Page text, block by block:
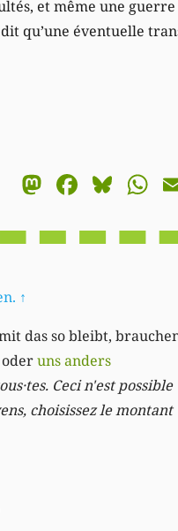
et même une
qu’une éventuelle
Mastodon
↑
das so bleibt,
uns anders
Ceci n'est possible
choisissez le montant